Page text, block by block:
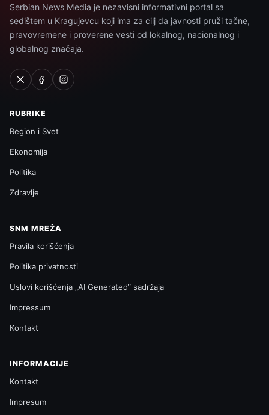
Serbian News Media je nezavisni informativni portal sa
sedištem u Kragujevcu koji ima za cilj da javnosti pruži tačne,
pravovremene i proverene vesti od lokalnog, nacionalnog i
globalnog značaja.
RUBRIKE
Region i Svet
Ekonomija
Politika
Zdravlje
SNM MREŽA
Pravila korišćenja
Politika privatnosti
Uslovi korišćenja „AI Generated“ sadržaja
Impressum
Kontakt
INFORMACIJE
Kontakt
Impresum